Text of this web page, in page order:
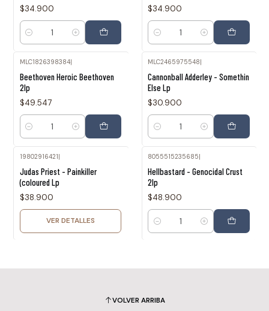
$34.900
Cantidad
$34.900
Cantidad
MLC1826398384|
Beethoven Heroic Beethoven
2lp
$49.547
Cantidad
MLC2465975548
Cannonball Adderley - Somethin
Else Lp
$30.900
Cantidad
19802916421|
Judas Priest - Painkiller
(coloured Lp
$38.900
VER DETALLES
8055515235685|
Hellbastard - Genocidal Crust
2lp
$48.900
Cantidad
VOLVER ARRIBA